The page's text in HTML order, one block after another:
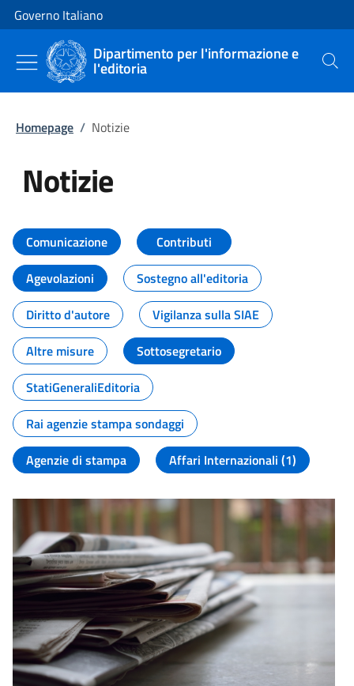
Vai al contenuto
Vai alla navigazione del sito
Governo Italiano
Dipartimento per l'informazione e
l'editoria Cerca
Homepage / Notizie
Notizie
Tutti i contenuti della pagina
Comunicazione
Contributi
Agevolazioni
Sostegno all'editoria
Diritto d'autore
Vigilanza sulla SIAE
Altre misure
Sottosegretario
StatiGeneraliEditoria
Rai agenzie stampa sondaggi
Agenzie di stampa
Affari Internazionali (1)